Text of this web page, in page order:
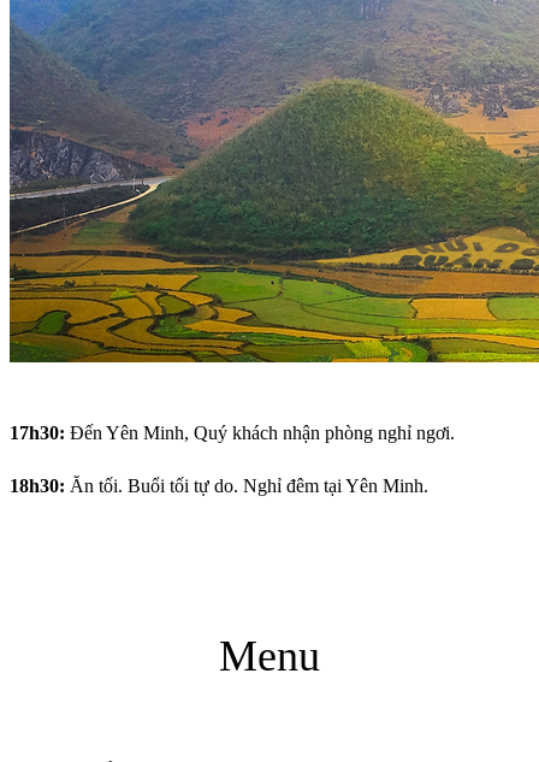
17h30: Đến Yên Minh, Quý khách nhận phòng nghỉ ngơi.
18h30: Ăn tối. Buổi tối tự do. Nghỉ đêm tại Yên Minh.
Menu